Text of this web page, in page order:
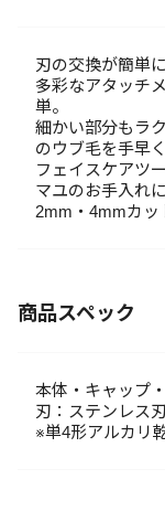
刃の交換が簡単
多彩なアタッチ
単。
細かい部分もラ
のウブ毛を手早
フェイスケアツー
マユのお手入れ
2mm・4mmカッ
商品スペック
本体・キャップ
刃：ステンレス
※単4形アルカリ